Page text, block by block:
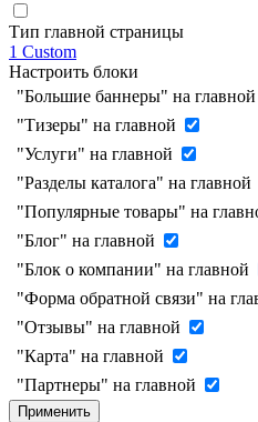
Тип главной страницы
1 Custom
Настроить блоки
"Большие баннеры" на главной
"Тизеры" на главной
"Услуги" на главной
"Разделы каталога" на главной
"Популярные товары" на
"Блог" на главной
"Блок о компании" на главной
"Форма обратной связи" на
"Отзывы" на главной
"Карта" на главной
"Партнеры" на главной
Применить